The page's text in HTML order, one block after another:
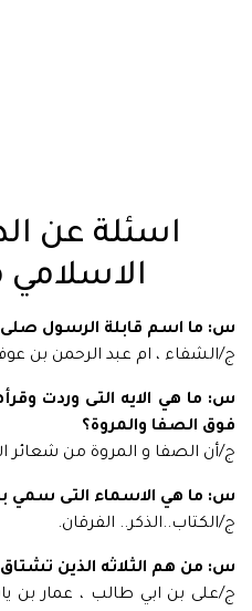
اسئلة عن
س: ما اسم قابلة الرسول صلى
ج/الشفاء ، ام عبد الرحمن بن
س: ما هي الايه التى وردت
فوق الصفا والمروة؟
ج/أن الصفا و المروة من شعائر
س: ما هي الاسماء التى سمي
ج/الكتاب..الذكر.. الفرقان.
س: من هم الثلاثه الذين تشتاق
ج/على بن ابي طالب ، عمار بن